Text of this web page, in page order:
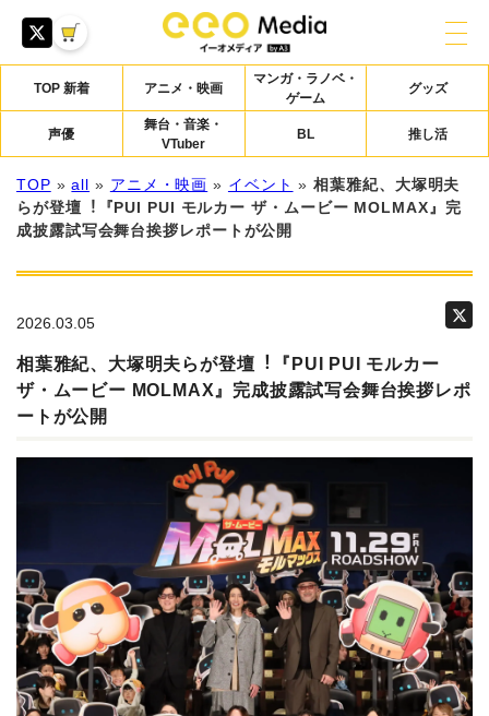
TOP 新着 アニメ・映画
マンガ・ラノベ・
ゲーム
グッズ
声優
舞台・音楽・
VTuber
BL 推し活
TOP »all » アニメ・映画 » イベント »相葉雅紀、⼤塚明夫
らが登壇︕『PUI PUI モルカー ザ・ムービー MOLMAX』完
成披露試写会舞台挨拶レポートが公開
2026.03.05
相葉雅紀、⼤塚明夫らが登壇︕『PUI PUI モルカー
ザ・ムービー MOLMAX』完成披露試写会舞台挨拶レポ
ートが公開